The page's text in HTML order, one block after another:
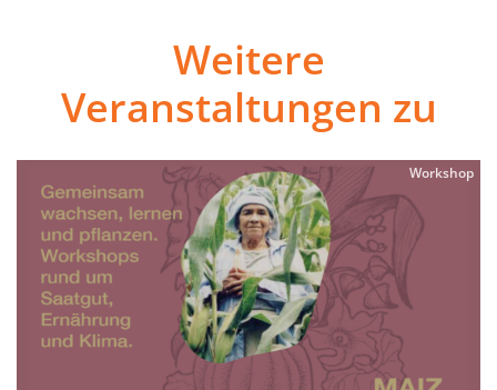
Weitere
Veranstaltungen zu
Workshop